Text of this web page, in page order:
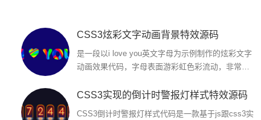
CSS3炫彩文字动画背景特效源码
是一段以i love you英文字母为示例制作的炫彩文字
动画效果代码，字母表面游彩虹色彩流动，非常有
感兴趣的朋友前来下载参考...
CSS3实现的倒计时警报灯样式特效源码
CSS3倒计时警报灯样式代码是一款基于js跟css3实